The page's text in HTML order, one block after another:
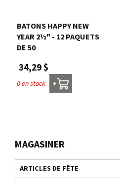
MAGASINER
ARTICLES DE FÊTE
BATONS HAPPY NEW
YEAR 2½" - 12 PAQUETS
DE 50
34,29 $
0 en stock +